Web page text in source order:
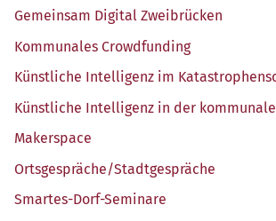
Gemein­sam Digi­tal Zweibrücken
Kom­mu­na­les Crowdfunding
Künst­li­che Intel­li­genz im
Künst­li­che Intel­li­genz in der
Maker­space
Ortsgespräche/​Stadtgespräche
Smar­tes-Dorf-Semi­na­re